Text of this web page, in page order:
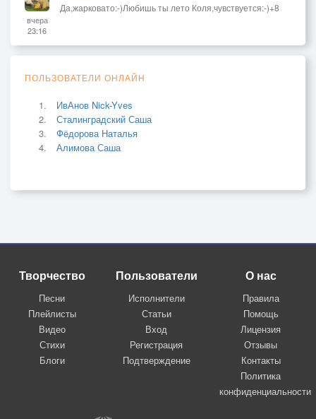
вчера
23:16
Да,жарковато:-)Любишь ты лето Коля,чувствуется:-)+8
ПОЛЬЗОВАТЕЛИ ОНЛАЙН
ИвАнов Nick-Yves
Сталинградский Саша
Фёдорова Наталья
Алимова Саша
Творчество
Песни
Плейлисты
Видео
Стихи
Блоги
Пользователи
Исполнители
Статьи
Вход
Регистрация
Подтверждение
О нас
Правила
Помощь
Лицензия
Отзывы
Контакты
Политика
конфиденциальности